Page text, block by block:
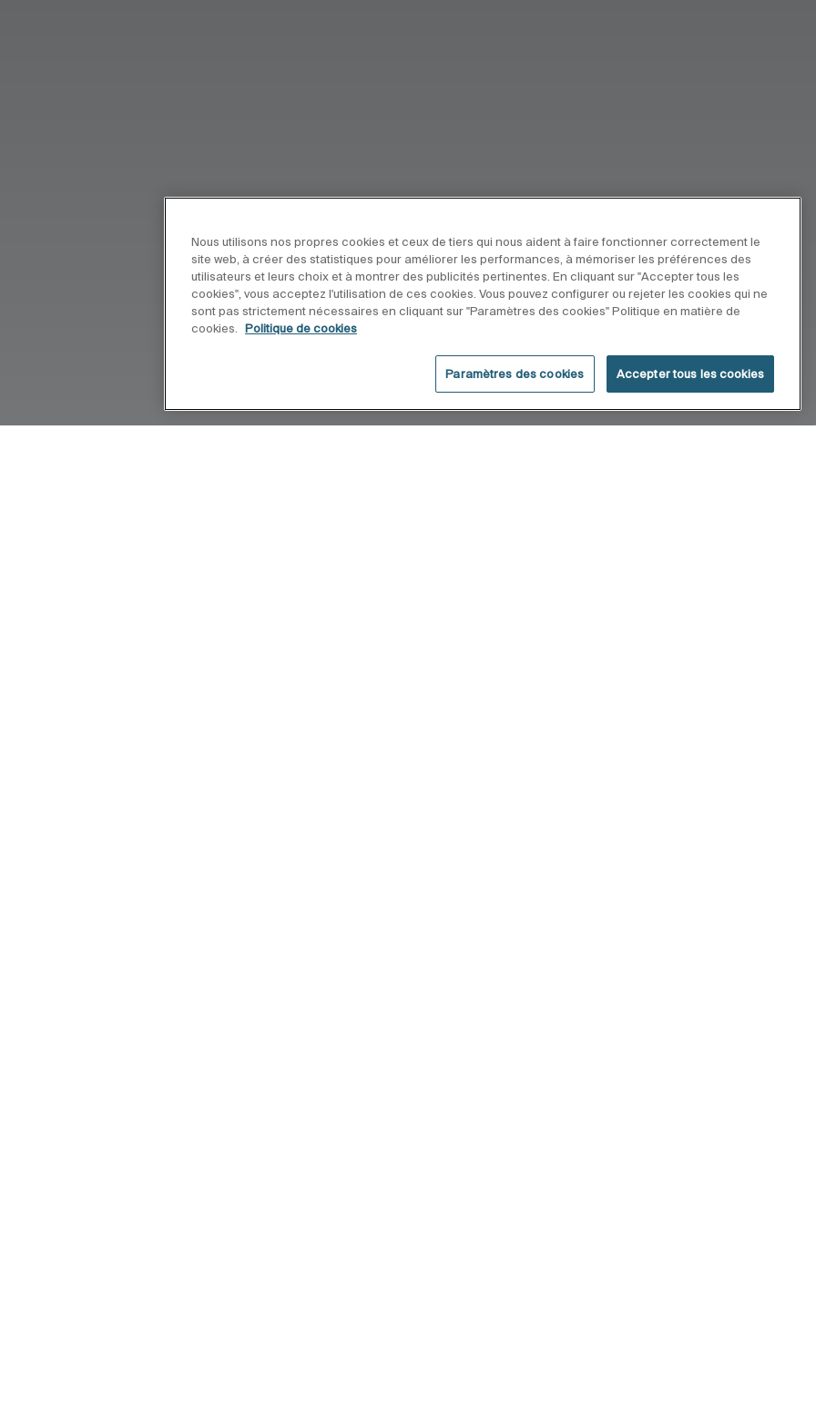
Nous utilisons nos propres cookies et ceux de tiers qui nous aident à faire fonctionner correctement le
site web, à créer des statistiques pour améliorer les performances, à mémoriser les préférences des
utilisateurs et leurs choix et à montrer des publicités pertinentes. En cliquant sur "Accepter tous les
cookies", vous acceptez l'utilisation de ces cookies. Vous pouvez configurer ou rejeter les cookies qui ne
sont pas strictement nécessaires en cliquant sur "Paramètres des cookies" Politique en matière de
cookies.
Politique de cookies
Paramètres des cookies Accepter tous les cookies